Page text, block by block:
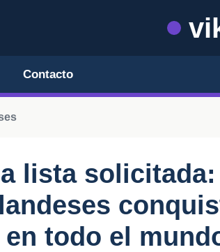
Contacto
lista solicitada:
todo el